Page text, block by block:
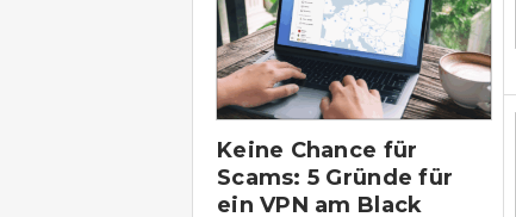
Keine Chance für
Scams: 5 Gründe für
ein VPN am Black